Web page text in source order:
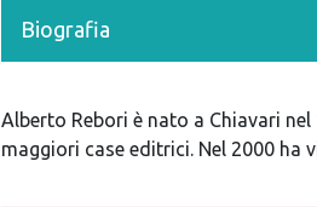
Biografia
Alberto Rebori è nato a Chiavari
maggiori case editrici. Nel 2000 ha